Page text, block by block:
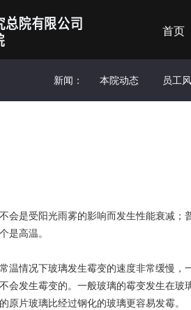
首页
新闻： 本院动态 员工
会是受阳光雨雾的影响而发生性能衰减
是高温。
情况下玻璃发生霉变的速度非常缓慢，
会发生霉变的。一般玻璃的霉变发生在
原片玻璃比经过钢化的玻璃更容易发霉。